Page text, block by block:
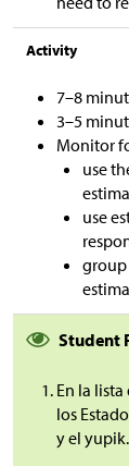
Activity
7–8
3–5
Monitor
use
use
group
Student
En la
los
y el yupik.